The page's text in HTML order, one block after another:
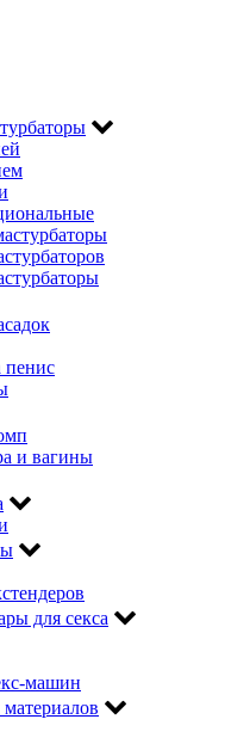
пенис
и вагины
для секса
машин